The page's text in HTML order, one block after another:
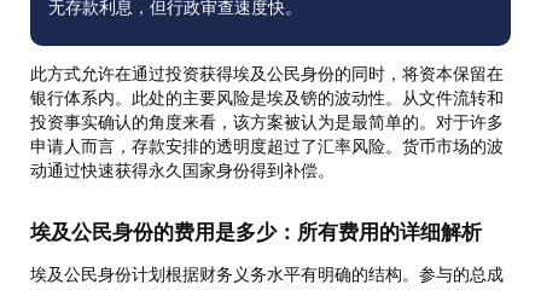
无存款利息，但行政审查速度快。
此方式允许在通过投资获得埃及公民身份的同时，将资本保留在
银行体系内。此处的主要风险是埃及镑的波动性。从文件流转和
投资事实确认的角度来看，该方案被认为是最简单的。对于许多
申请人而言，存款安排的透明度超过了汇率风险。货币市场的波
动通过快速获得永久国家身份得到补偿。
埃及公民身份的费用是多少：所有费用的详细解析
埃及公民身份计划根据财务义务水平有明确的结构。参与的总成